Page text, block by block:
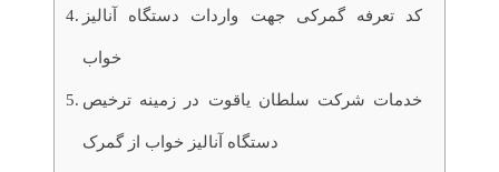
کد تعرفه گمرکی جهت واردات دستگاه آنالیز
خواب
خدمات شرکت سلطان یاقوت در زمینه ترخیص
دستگاه آنالیز خواب از گمرک